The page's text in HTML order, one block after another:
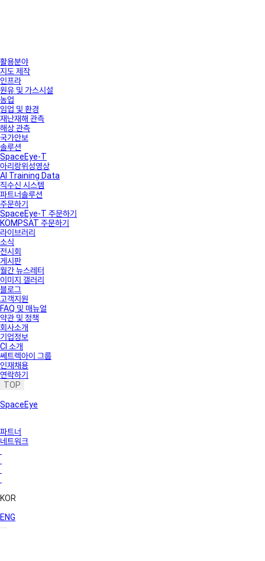
활용분야
지도 제작
인프라
원유 및 가스시설
농업
임업 및 환경
재난재해 관측
해상 관측
국가안보
솔루션
SpaceEye-T
아리랑위성영상
AI Training Data
직수신 시스템
파트너솔루션
주문하기
SpaceEye-T 주문하기
KOMPSAT 주문하기
라이브러리
소식
전시회
게시판
월간 뉴스레터
이미지 갤러리
블로그
고객지원
FAQ 및 매뉴얼
약관 및 정책
회사소개
기업정보
CI 소개
쎄트렉아이 그룹
인재채용
연락하기
TOP
SpaceEye
파트너
네트워크
KOR
ENG